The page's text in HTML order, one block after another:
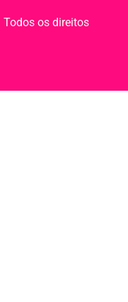
Todos os direitos